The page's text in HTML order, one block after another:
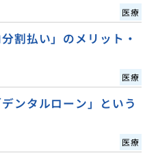
医療
割払い」のメリット・
医療
ンタルローン」という
医療